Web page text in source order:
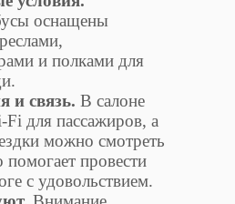
оснащены
и полками для
и связь. В салоне
Fi для пассажиров, а
можно смотреть
провести
с удовольствием.